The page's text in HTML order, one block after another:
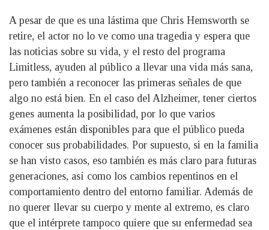
A pesar de que es una lástima que Chris Hemsworth se
retire, el actor no lo ve como una tragedia y espera que
las noticias sobre su vida, y el resto del programa
Limitless, ayuden al público a llevar una vida más sana,
pero también a reconocer las primeras señales de que
algo no está bien. En el caso del Alzheimer, tener ciertos
genes aumenta la posibilidad, por lo que varios
exámenes están disponibles para que el público pueda
conocer sus probabilidades. Por supuesto, si en la familia
se han visto casos, eso también es más claro para futuras
generaciones, así como los cambios repentinos en el
comportamiento dentro del entorno familiar. Además de
no querer llevar su cuerpo y mente al extremo, es claro
que el intérprete tampoco quiere que su enfermedad sea